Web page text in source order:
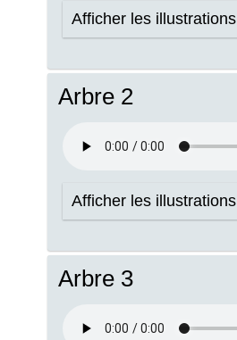
Afficher les illustrations
Arbre 2
Afficher les illustrations
Arbre 3